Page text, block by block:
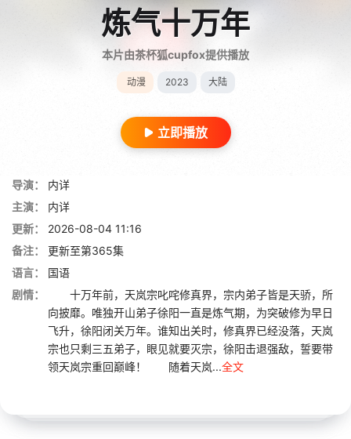
炼气十万年
本片由茶杯狐cupfox提供播放
动漫 2023 大陆
立即播放
导演：
内详
主演：
内详
更新：
2026-08-04 11:16
备注：
更新至第365集
语言：
国语
剧情：
十万年前，天岚宗叱咤修真界，宗内弟子皆是天骄，所
向披靡。唯独开山弟子徐阳一直是炼气期，为突破修为早日
飞升，徐阳闭关万年。谁知出关时，修真界已经没落，天岚
宗也只剩三五弟子，眼见就要灭宗，徐阳击退强敌，誓要带
领天岚宗重回巅峰！ 随着天岚...全文